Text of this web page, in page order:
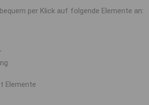
per Klick auf folgende Elemente an:
Elemente